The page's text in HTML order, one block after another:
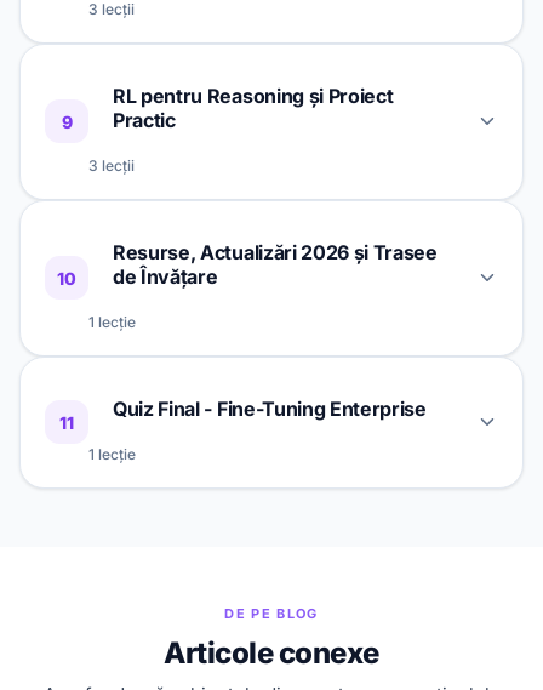
2
FinOps pentru Fine-Tuning: Bugete,
32 min
3
Incident Response pentru modele
32 min
3 lecții
Qwen-VL, Llama 4 Scout și LLaVA
Dataset-uri pentru Vision Fine-Tuning:
Evaluarea și Deployment-ul Modelelor
Vision Fine-Tuned
9
RL pentru Reasoning și Proiect
Practic
3 lecții
Raționeze
OpenAI Reinforcement Fine-Tuning și
3
Proiect Practic End-to-End: De la Date
45 min
10
Resurse, Actualizări 2026 și Trasee
de Învățare
1 lecție
Trasee de Învățare
11
Quiz Final - Fine-Tuning Enterprise
1 lecție
DE PE BLOG
Articole conexe